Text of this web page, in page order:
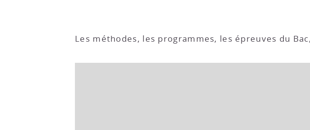
Les méthodes, les programmes, les épreuves du